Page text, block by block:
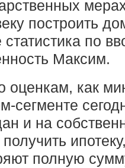
построить
статистика по
Максим.
оценкам, как
сегменте
и на
получить
полную